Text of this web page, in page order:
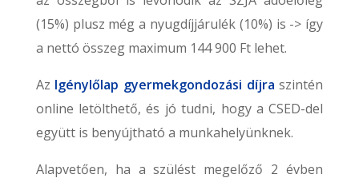
(15%) plusz még a nyugdíjjárulék (10%) is -> így
a nettó összeg maximum 144 900 Ft lehet.
Az Igénylőlap gyermekgondozási díjra szintén
online letölthető, és jó tudni, hogy a CSED-del
együtt is benyújtható a munkahelyünknek.
Alapvetően, ha a szülést megelőző 2 évben